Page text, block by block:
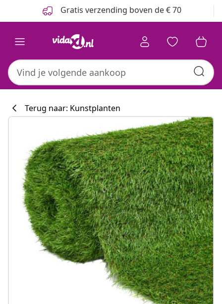
Gratis verzending boven de € 70
Terug naar: Kunstplanten